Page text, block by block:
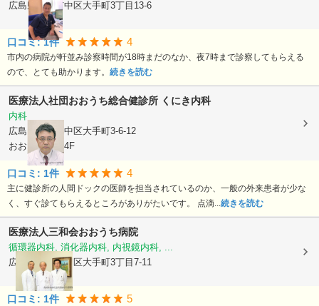
広島県広島市中区大手町3丁目13-6
口コミ:1件 4
市内の病院が軒並み診察時間が18時まだのなか、夜7時まで診察してもらえる
ので、とても助かります。 続きを読む
医療法人社団おおうち総合健診所 くにき内科
内科
広島県広島市中区大手町3-6-12
おおうちビル4F
口コミ: 1件 4
主に健診所の人間ドックの医師を担当されているのか、一般の外来患者が少な
く、すぐ診てもらえるところがありがたいです。 点滴...続きを読む
医療法人三和会おおうち病院
循環器内科, 消化器内科, 内視鏡内科, ...
広島県広島市中区大手町3丁目7-11
口コミ: 1件 5